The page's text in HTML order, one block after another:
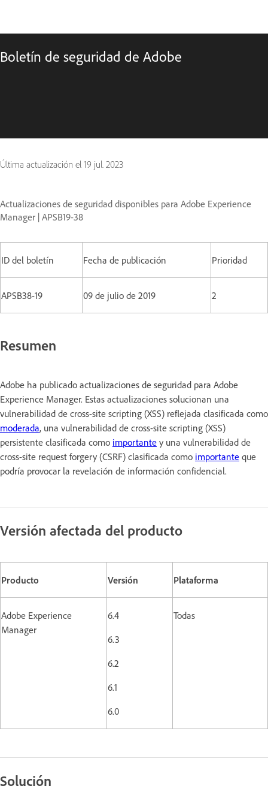
Boletín de seguridad de Adobe
Última actualización el 19 jul. 2023
Actualizaciones de seguridad disponibles para Adobe Experience
Manager | APSB19-38
ID del boletín Fecha de publicación Prioridad
APSB38-19 09 de julio de 2019 2
Resumen
Adobe ha publicado actualizaciones de seguridad para Adobe
Experience Manager. Estas actualizaciones solucionan una
vulnerabilidad de cross-site scripting (XSS) reflejada clasificada como
moderada, una vulnerabilidad de cross-site scripting (XSS)
persistente clasificada como importante y una vulnerabilidad de
cross-site request forgery (CSRF) clasificada como importante que
podría provocar la revelación de información confidencial.
Versión afectada del producto
Producto Versión Plataforma
Adobe Experience
Manager
6.4
6.3
6.2
6.1
6.0
Todas
Solución